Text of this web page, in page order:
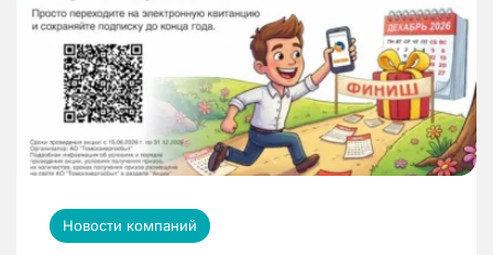
Новости компаний